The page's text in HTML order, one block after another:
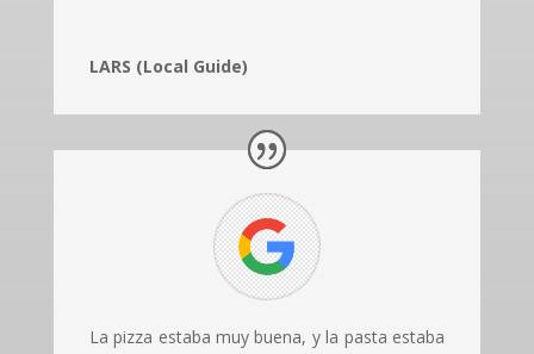
LARS (Local Guide)
La pizza estaba muy buena, y la pasta estaba